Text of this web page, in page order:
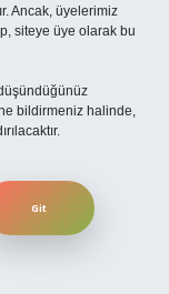
Ancak, üyelerimiz
siteye üye olarak bu
bildirmeniz halinde,